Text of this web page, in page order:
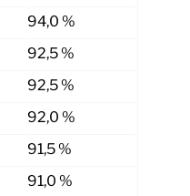
94,0 %
92,5 %
92,5 %
92,0 %
91,5 %
91,0 %